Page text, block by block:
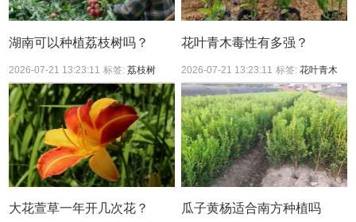
湖南可以种植荔枝树吗？
2026-07-21 13:23:11 标签:荔枝树
花叶青木毒性有多强？
2026-07-21 13:23:11 标签:花叶青木
大花萱草一年开几次花？ 瓜子黄杨适合南方种植吗